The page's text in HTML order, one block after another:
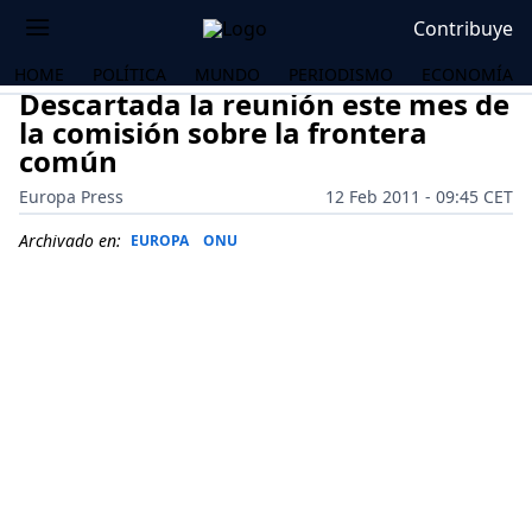
Contribuye
HOME POLÍTICA MUNDO PERIODISMO ECONOMÍA
Descartada la reunión este mes de
la comisión sobre la frontera
común
Europa Press
12 Feb 2011 - 09:45 CET
Archivado en: EUROPA ONU